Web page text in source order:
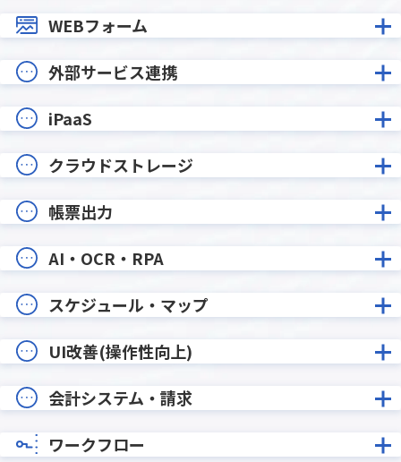
WEBフォーム
外部サービス連携
iPaaS
クラウドストレージ
帳票出力
AI・OCR・RPA
スケジュール・マップ
UI改善(操作性向上)
会計システム・請求
ワークフロー